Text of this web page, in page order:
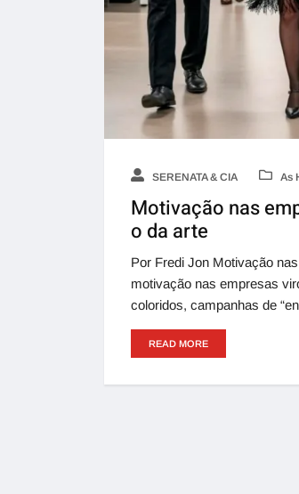
SERENATA & CIA As
Motivação nas
o da arte
Por Fredi Jon Motivação
motivação nas empresas
coloridos, campanhas de
READ MORE